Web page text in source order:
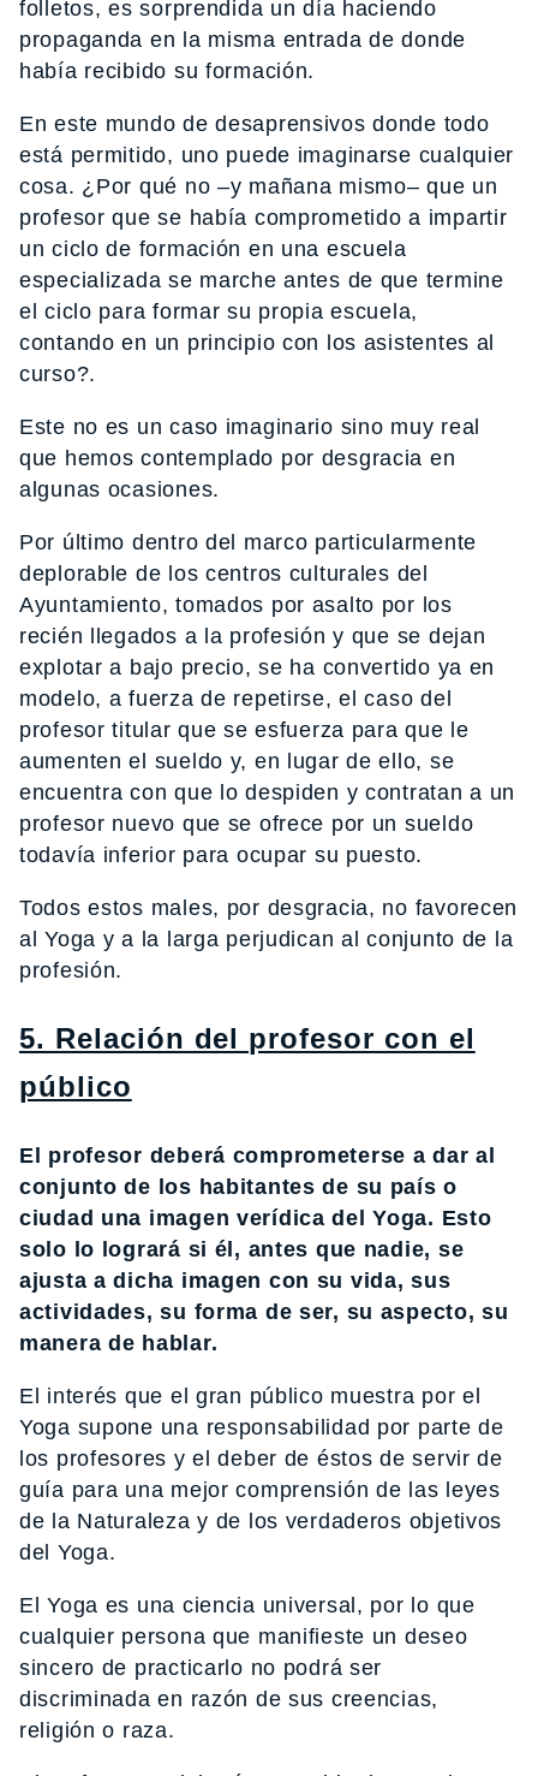
folletos, es sorprendida un día haciendo
propaganda en la misma entrada de donde
había recibido su formación.
En este mundo de desaprensivos donde todo
está permitido, uno puede imaginarse cualquier
cosa. ¿Por qué no –y mañana mismo– que un
profesor que se había comprometido a impartir
un ciclo de formación en una escuela
especializada se marche antes de que termine
el ciclo para formar su propia escuela,
contando en un principio con los asistentes al
curso?.
Este no es un caso imaginario sino muy real
que hemos contemplado por desgracia en
algunas ocasiones.
Por último dentro del marco particularmente
deplorable de los centros culturales del
Ayuntamiento, tomados por asalto por los
recién llegados a la profesión y que se dejan
explotar a bajo precio, se ha convertido ya en
modelo, a fuerza de repetirse, el caso del
profesor titular que se esfuerza para que le
aumenten el sueldo y, en lugar de ello, se
encuentra con que lo despiden y contratan a un
profesor nuevo que se ofrece por un sueldo
todavía inferior para ocupar su puesto.
Todos estos males, por desgracia, no favorecen
al Yoga y a la larga perjudican al conjunto de la
profesión.
5. Relación del profesor con el
público
El profesor deberá comprometerse a dar al
conjunto de los habitantes de su país o
ciudad una imagen verídica del Yoga. Esto
solo lo logrará si él, antes que nadie, se
ajusta a dicha imagen con su vida, sus
actividades, su forma de ser, su aspecto, su
manera de hablar.
El interés que el gran público muestra por el
Yoga supone una responsabilidad por parte de
los profesores y el deber de éstos de servir de
guía para una mejor comprensión de las leyes
de la Naturaleza y de los verdaderos objetivos
del Yoga.
El Yoga es una ciencia universal, por lo que
cualquier persona que manifieste un deseo
sincero de practicarlo no podrá ser
discriminada en razón de sus creencias,
religión o raza.